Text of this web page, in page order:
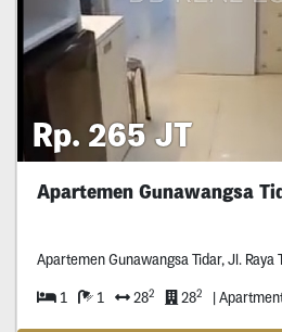
Rp. 265 JT
Apartemen Gunawangsa
Apartemen Gunawangsa Tidar, Jl. Raya
1 1 282 282 |